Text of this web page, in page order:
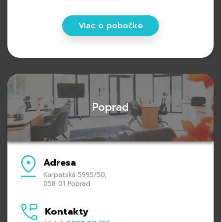
Viac o pobočke
Poprad
Adresa
Karpatská 5995/50,
058 01 Poprad
Kontakty